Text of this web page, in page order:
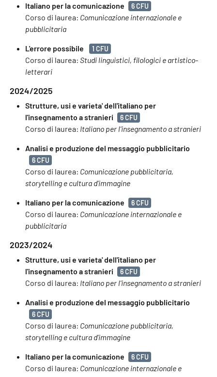
Italiano per la comunicazione 6 CFU
Corso di laurea: Comunicazione internazionale e
pubblicitaria
L'errore possibile 1 CFU
Corso di laurea: Studi linguistici, filologici e artistico-
letterari
2024/2025
Strutture, usi e varieta' dell'italiano per
l'insegnamento a stranieri
6 CFU
Corso di laurea: Italiano per l'insegnamento a stranieri
Analisi e produzione del messaggio pubblicitario
6 CFU
Corso di laurea: Comunicazione pubblicitaria,
storytelling e cultura d'immagine
Italiano per la comunicazione 6 CFU
Corso di laurea: Comunicazione internazionale e
pubblicitaria
2023/2024
Strutture, usi e varieta' dell'italiano per
l'insegnamento a stranieri
6 CFU
Corso di laurea: Italiano per l'insegnamento a stranieri
Analisi e produzione del messaggio pubblicitario
6 CFU
Corso di laurea: Comunicazione pubblicitaria,
storytelling e cultura d'immagine
Italiano per la comunicazione 6 CFU
Corso di laurea: Comunicazione internazionale e